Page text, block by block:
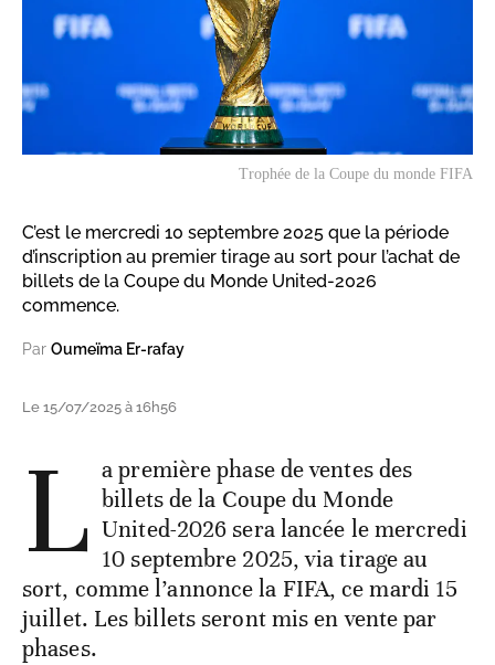
Trophée de la Coupe du monde FIFA
C’est le mercredi 10 septembre 2025 que la période
d’inscription au premier tirage au sort pour l’achat de
billets de la Coupe du Monde United-2026
commence.
Par Oumeïma Er-rafay
Le 15/07/2025 à 16h56
L a première phase de ventes des
billets de la Coupe du Monde
United-2026 sera lancée le mercredi
10 septembre 2025, via tirage au
sort, comme l’annonce la FIFA, ce mardi 15
juillet. Les billets seront mis en vente par
phases.